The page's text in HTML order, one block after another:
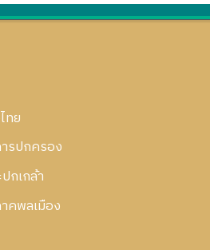
ทย
รปกครอง
กเกล้า
คพลเมือง